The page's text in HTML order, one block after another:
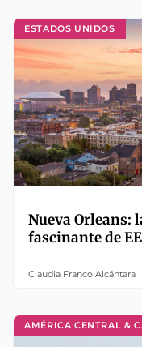
ESTADOS UNIDOS
Nueva Orleans:
fascinante de
Claudia Franco Alcántara
AMÉRICA CENTRAL &